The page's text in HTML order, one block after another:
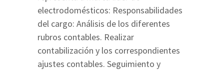
electrodomésticos: Responsabilidades
del cargo: Análisis de los diferentes
rubros contables. Realizar
contabilización y los correspondientes
ajustes contables. Seguimiento y